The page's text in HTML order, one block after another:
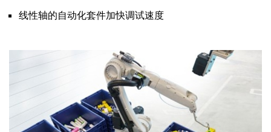
线性轴的自动化套件加快调试速度